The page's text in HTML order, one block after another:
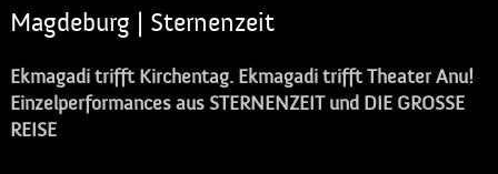
Magdeburg | Sternenzeit
Ekmagadi trifft Kirchentag. Ekmagadi trifft Theater Anu!
Einzelperformances aus STERNENZEIT und DIE GROSSE
REISE